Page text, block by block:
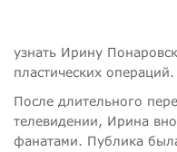
узнать Ирину
пластических операций.
После длительного
телевидении, Ирина
фанатами. Публика